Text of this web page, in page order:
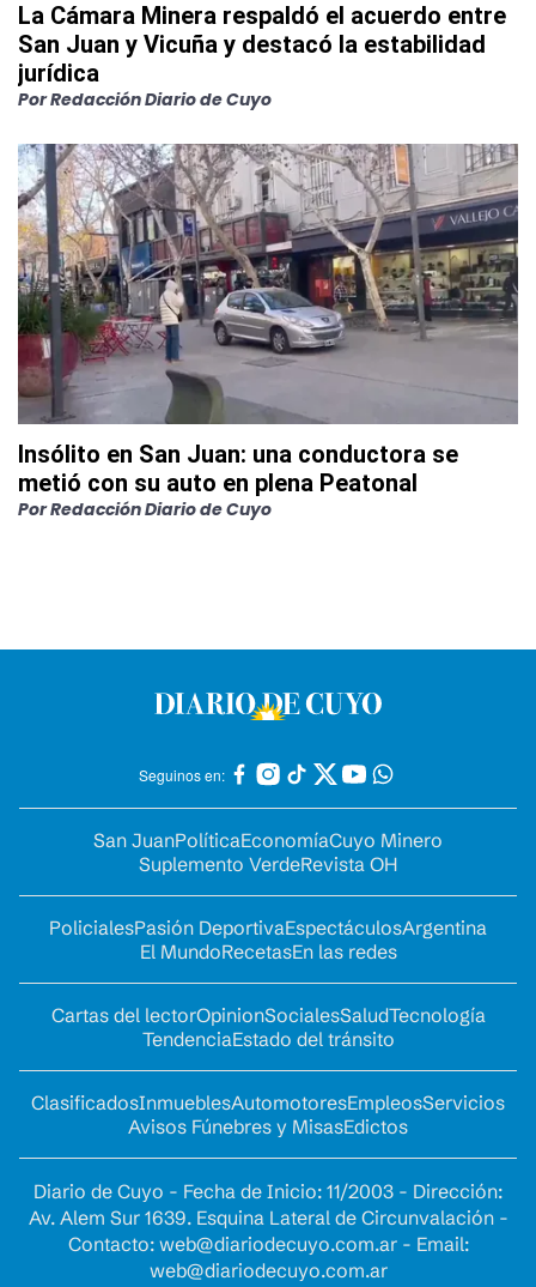
La Cámara Minera respaldó el acuerdo entre
San Juan y Vicuña y destacó la estabilidad
jurídica
PorRedacción Diario de Cuyo
Insólito en San Juan: una conductora se
metió con su auto en plena Peatonal
PorRedacción Diario de Cuyo
Seguinos en:
San JuanPolíticaEconomíaCuyo Minero
Suplemento VerdeRevista OH
PolicialesPasión DeportivaEspectáculosArgentina
El MundoRecetasEn las redes
Cartas del lectorOpinionSocialesSaludTecnología
TendenciaEstado del tránsito
ClasificadosInmueblesAutomotoresEmpleosServicios
Avisos Fúnebres y MisasEdictos
Diario de Cuyo - Fecha de Inicio: 11/2003 - Dirección:
Av. Alem Sur 1639. Esquina Lateral de Circunvalación -
Contacto: web@diariodecuyo.com.ar- Email:
web@diariodecuyo.com.ar